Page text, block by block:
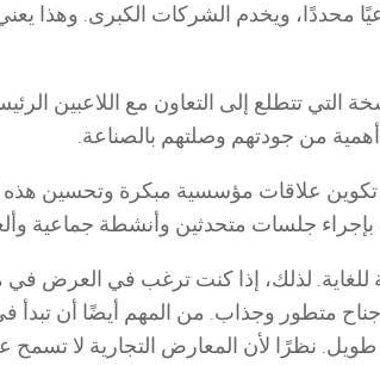
محددًا، ويخدم الشركات الكبرى. وهذا
التي تتطلع إلى التعاون مع اللاعبين
من جودتهم وصلتهم بالصناعة.
تكوين علاقات مؤسسية مبكرة وتحسين
بإجراء جلسات متحدثين وأنشطة جماعية
للغاية. لذلك، إذا كنت ترغب في العرض
جناح متطور وجذاب. من المهم أيضًا أن
نظرًا لأن المعارض التجارية لا تسمح